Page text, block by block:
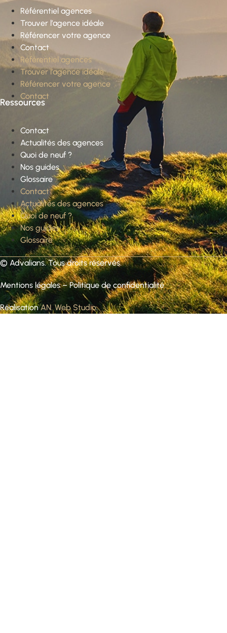
Référentiel agences
Trouver l’agence idéale
Référencer votre agence
Contact
Référentiel agences
Trouver l’agence idéale
Référencer votre agence
Contact
Ressources
Contact
Actualités des agences
Quoi de neuf ?
Nos guides
Glossaire
Contact
Actualités des agences
Quoi de neuf ?
Nos guides
Glossaire
© Advalians. Tous droits réservés.
Mentions légales–Politique de confidentialité
RéalisationAN. Web Studio.